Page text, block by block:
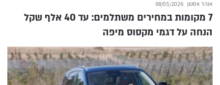
אוהד אסטון 08/05/2026
7 מקומות במחירים משתלמים: עד 40 אלף שקל
הנחה על דגמי מקסוס מיפה